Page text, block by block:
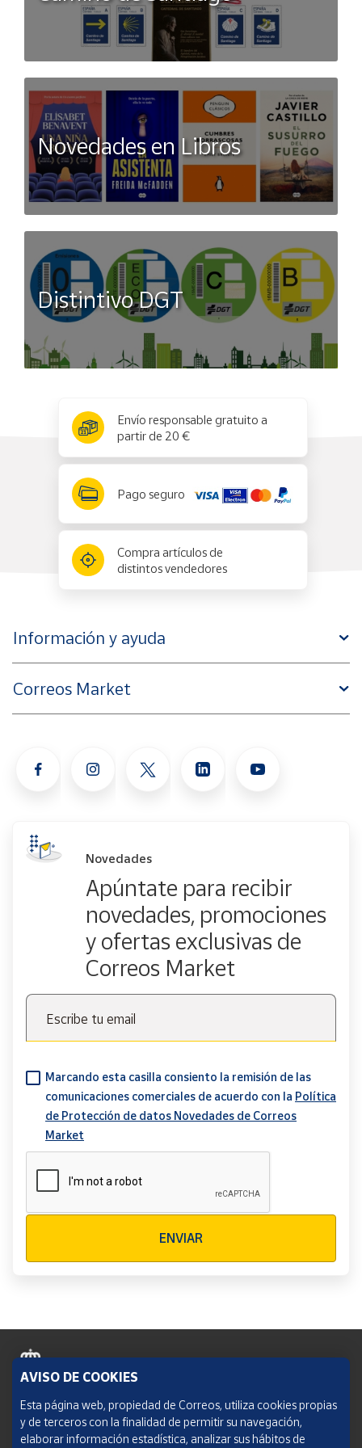
Novedades en Libros
Distintivo DGT
Envío responsable gratuito a
partir de 20 €
Pago seguro
Compra artículos de
distintos vendedores
Información y ayuda
Correos Market
Novedades
Apúntate para recibir
novedades, promociones
y ofertas exclusivas de
Correos Market
Escribe tu email
Marcando esta casilla consiento la remisión de las
comunicaciones comerciales de acuerdo con la Política
de Protección de datos Novedades de Correos
Market
ENVIAR
Política de cookies
Aviso legal
AVISO DE COOKIES
Esta página web, propiedad de Correos, utiliza cookies propias
y de terceros con la finalidad de permitir su navegación,
elaborar información estadística, analizar sus hábitos de